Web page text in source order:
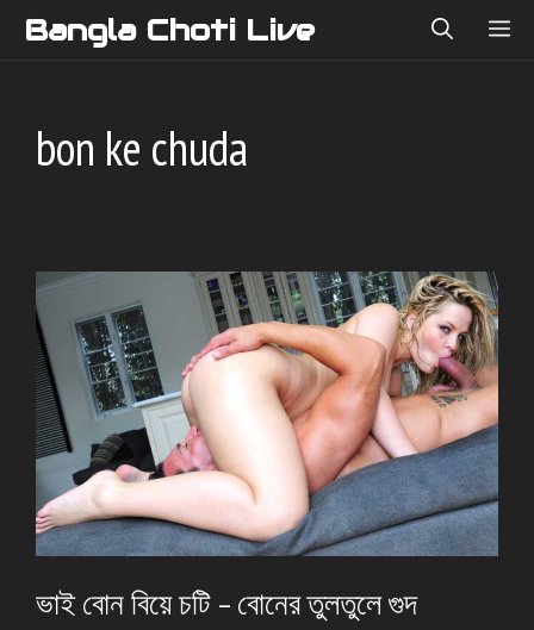
SkipBangla Choti Live
bon ke chuda
ভাই বোন বিয়ে চটি – বোনের তুলতুলে গুদ